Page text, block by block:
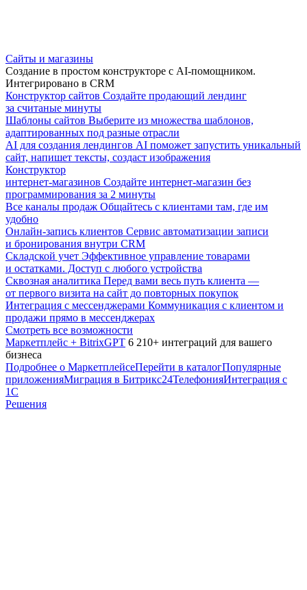
Сайты и магазины
Создание в простом конструкторе с AI-помощником.
Интегрировано в CRM
Конструктор сайтов Создайте продающий лендинг
за считаные минуты
Шаблоны сайтов Выберите из множества шаблонов,
адаптированных под разные отрасли
AI для создания лендингов AI поможет запустить уникальный
сайт, напишет тексты, создаст изображения
Конструктор
интернет-магазинов Создайте интернет-магазин без
программирования за 2 минуты
Все каналы продаж Общайтесь с клиентами там, где им
удобно
Онлайн-запись клиентов Сервис автоматизации записи
и бронирования внутри CRM
Складской учет Эффективное управление товарами
и остатками. Доступ с любого устройства
Сквозная аналитика Перед вами весь путь клиента —
от первого визита на сайт до повторных покупок
Интеграция с мессенджерами Коммуникация с клиентом и
продажи прямо в мессенджерах
Смотреть все возможности
Маркетплейс + BitrixGPT 6 210+ интеграций для вашего
бизнеса
Подробнее о МаркетплейсеПерейти в каталогПопулярные
приложенияМиграция в Битрикс24ТелефонияИнтеграция с
1С
Решения